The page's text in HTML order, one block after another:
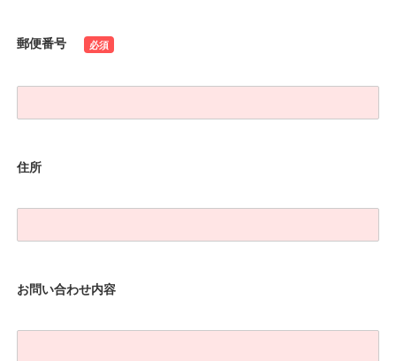
郵便番号 必須
住所
お問い合わせ内容